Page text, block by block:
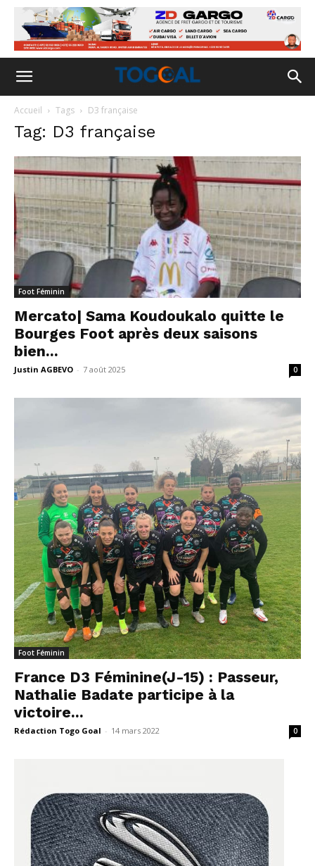
Accueil Tags D3 française
Tag: D3 française
Foot Féminin
Mercato| Sama Koudoukalo quitte le
Bourges Foot après deux saisons
bien...
Justin AGBEVO - 7 août 2025 0
Foot Féminin
France D3 Féminine(J-15) : Passeur,
Nathalie Badate participe à la
victoire...
Rédaction Togo Goal - 14 mars 2022 0